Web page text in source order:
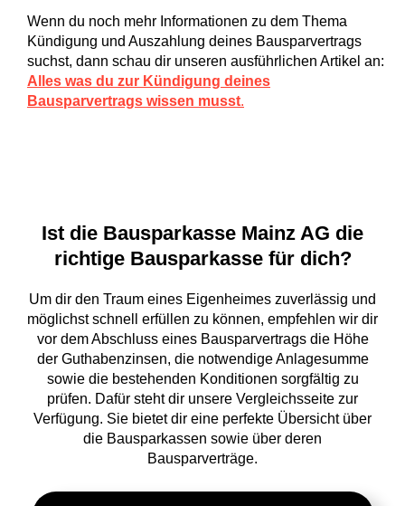
Wenn du noch mehr Informationen zu dem Thema
Kündigung und Auszahlung deines Bausparvertrags
suchst, dann schau dir unseren ausführlichen Artikel an:
Alles was du zur Kündigung deines
Bausparvertrags wissen musst.
Ist die Bausparkasse Mainz AG die
richtige Bausparkasse für dich?
Um dir den Traum eines Eigenheimes zuverlässig und
möglichst schnell erfüllen zu können, empfehlen wir dir
vor dem Abschluss eines Bausparvertrags die Höhe
der Guthabenzinsen, die notwendige Anlagesumme
sowie die bestehenden Konditionen sorgfältig zu
prüfen. Dafür steht dir unsere Vergleichsseite zur
Verfügung. Sie bietet dir eine perfekte Übersicht über
die Bausparkassen sowie über deren
Bausparverträge.